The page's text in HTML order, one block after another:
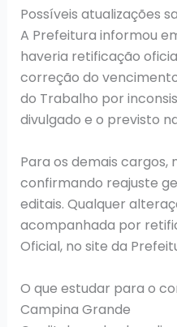
Possíveis atualizações
A Prefeitura informou
haveria retificação
correção do
do Trabalho por
divulgado e o previsto
Para os demais cargos,
confirmando reajuste
editais. Qualquer
acompanhada por
Oficial, no site da
O que estudar para o
Campina Grande